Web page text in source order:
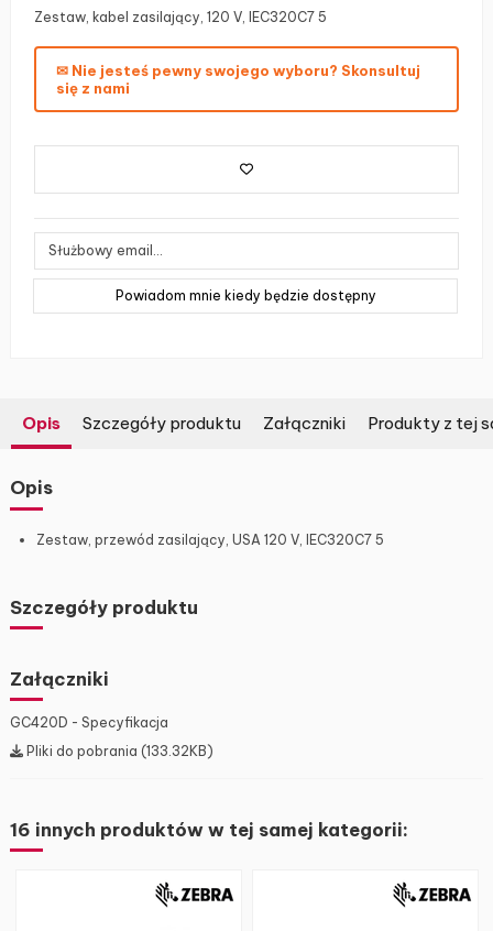
Zestaw, kabel zasilający, 120 V, IEC320C7 5
✉ Nie jesteś pewny swojego wyboru? Skonsultuj
się z nami
Opis Szczegóły produktu Załączniki Produkty z tej
Opis
Zestaw, przewód zasilający, USA 120 V, IEC320C7 5
Szczegóły produktu
Załączniki
GC420D - Specyfikacja
Pliki do pobrania (133.32KB)
16 innych produktów w tej samej kategorii: